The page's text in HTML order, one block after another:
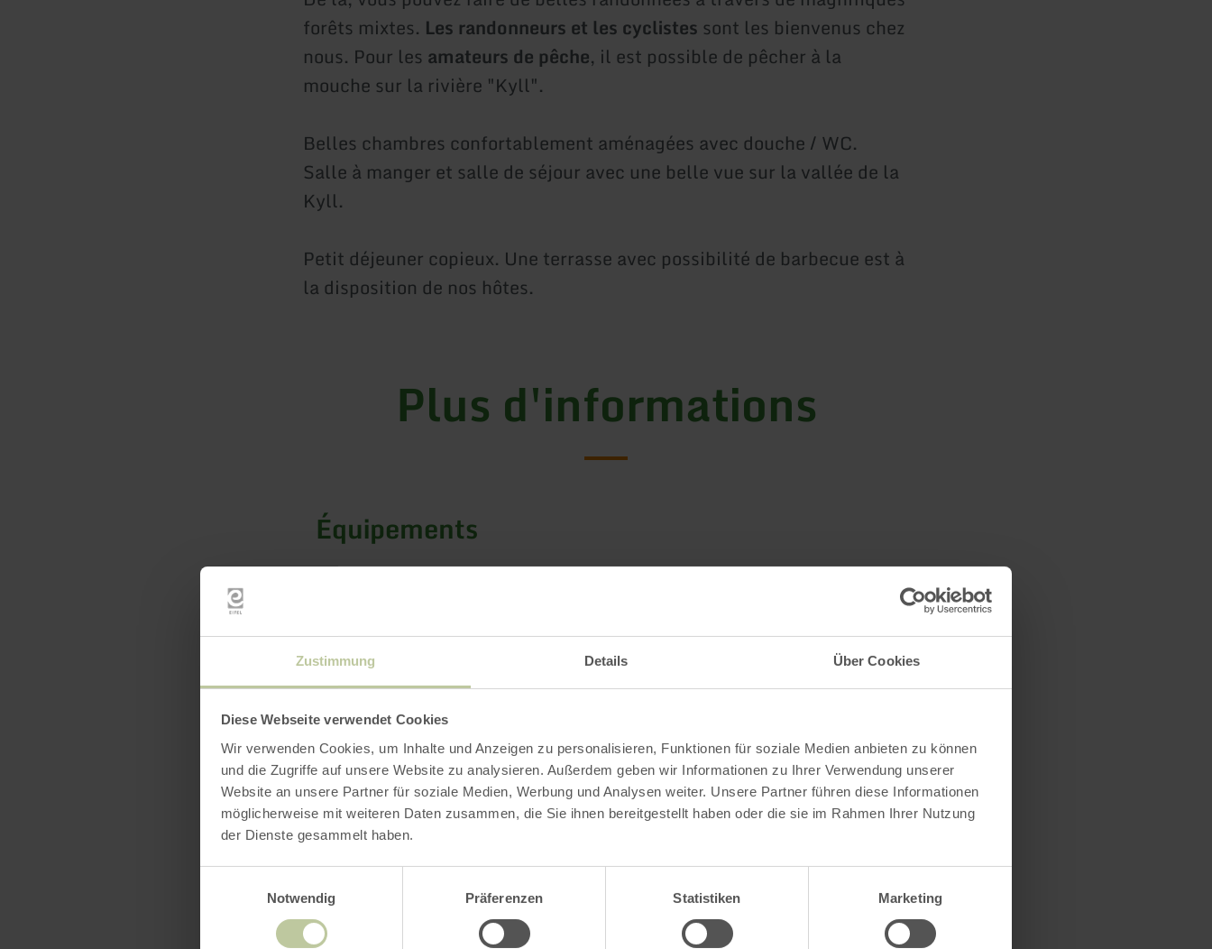
Zustimmung Details Über Cookies
Diese Webseite verwendet Cookies
Wir verwenden Cookies, um Inhalte und Anzeigen zu personalisieren, Funktionen für soziale Medien anbieten zu können
und die Zugriffe auf unsere Website zu analysieren. Außerdem geben wir Informationen zu Ihrer Verwendung unserer
Website an unsere Partner für soziale Medien, Werbung und Analysen weiter. Unsere Partner führen diese Informationen
möglicherweise mit weiteren Daten zusammen, die Sie ihnen bereitgestellt haben oder die sie im Rahmen Ihrer Nutzung
der Dienste gesammelt haben.
Notwendig
Präferenzen Statistiken Marketing
forêts mixtes. Les randonneurs et les cyclistes sont les bienvenus chez
nous. Pour les amateurs de pêche, il est possible de pêcher à la
mouche sur la rivière "Kyll".
Belles chambres confortablement aménagées avec douche / WC.
Salle à manger et salle de séjour avec une belle vue sur la vallée de la
Kyll.
Petit déjeuner copieux. Une terrasse avec possibilité de barbecue est à
la disposition de nos hôtes.
Plus d'informations
Équipements